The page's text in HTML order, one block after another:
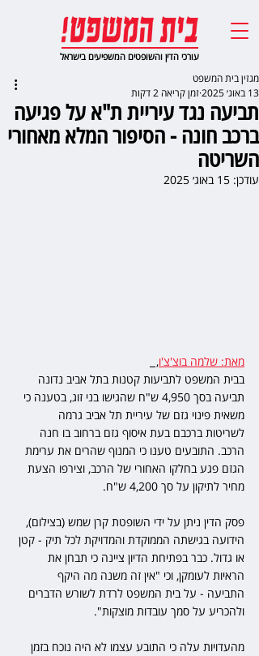
עורכי הדין והשופטים המשפיעים בישראל
תביעה נגד עיריית ת"א על פגיעה
ברכב חונה - הסיפור המלא מאחורי
השריטה
מגזין בית המשפט
13 באוג׳ 2025
זמן קריאה 2 דקות
עודכן: 15 באוג׳ 2025
מאת: שלמה בוצ'צ'ו,
בבית המשפט לתביעות קטנות בתל אביב נדונה
תביעה בסך 4,950 ש"ח שהגישו בני זוג, בטענה כי
משאית פינוי גזם של עיריית תל אביב גרמה
לשריטות ברכבם בעת איסוף גזם ברחוב בו חנה
הרכב. התובעים טענו כי המנוף שהרים את ערימת
הגזם פגע בחלקו האחורי של הרכב, וצירפו הצעת
מחיר לתיקון על סך 4,200 ש"ח.
פסק הדין ניתן על ידי השופטת קרן שמש (בצילום),
הידועה בגישתה הממוקדת והמדויקת לכל תיק - קטן
או גדול. כבר בפתיחת הדיון ציינה כי תבחן את
הראיות לעומקן, וכי "אין זה משנה מה היקף
התביעה - על בית המשפט לרדת לשורש הדברים
ולהכריע על סמך עובדות מוצקות".
מהעדויות עלה כי התובע עצמו לא היה נוכח בזמן